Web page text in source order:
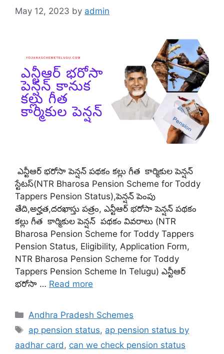
May 12, 2023 by admin
ఎన్టీఆర్ భరోసా పెన్షన్ పథకం కల్లు గీత కార్మికుల పెన్షన్
స్టేటస్(NTR Bharosa Pension Scheme for Toddy
Tappers Pension Status),పెన్షన్ పెంపు
తేది,అర్హత,దరఖాస్తు పత్రం, ఎన్టీఆర్ భరోసా పెన్షన్ పథకం
కల్లు గీత కార్మికుల పెన్షన్ పథకం వివరాలు (NTR
Bharosa Pension Scheme for Toddy Tappers
Pension Status, Eligibility, Application Form,
NTR Bharosa Pension Scheme for Toddy
Tappers Pension Scheme In Telugu) ఎన్టీఆర్
భరోసా … Read more
Categories
Andhra Pradesh Schemes
Tags
ap pension status, ap pension status by
aadhar card , can we check pension status